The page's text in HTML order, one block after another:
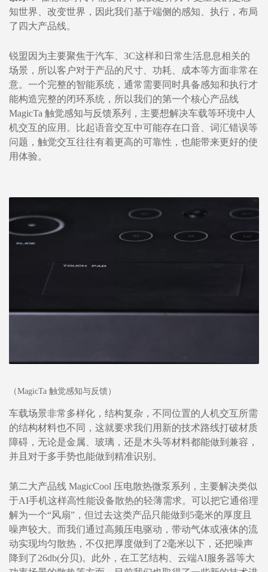
知世界、改变世界，因此我们基于端侧的感知、执行，布局
了四大产品线。
锐盟因为主要聚焦于汽车、3C这样和日常生活息息相关的
场景，所以客户对于产品的尺寸、功耗、成本等方面非常在
意。一个完整的智能系统，通常需要同时具备感知和执行才
能构造完整的闭环系统，所以我们的第一个核心产品线
MagicTa 触觉感知与反馈系列，主要想解决车载等环境中人
机交互的应用。比起语音交互中可能存在口音、词汇错误等
问题，触觉交互往往有着更高的可靠性，也能带来更好的使
用体验。
（MagicTa 触觉感知与反馈）
车载场景非常多样化，结构复杂，不同位置的人机交互所需
的结构材料也不同，这就要求我们用新的技术路线打破材质
障碍，无论是金属、玻璃，还是木头等材料都能做到兼容，
并且对于多手势也能做到精准识别。
第二大产品线 MagicCool 压电散热微泵系列，主要解决类似
于AI手机这样高性能设备散热的轻薄需求。可以把它通俗理
解为一个“风扇”，但过去这类产品只能做到5毫米的厚度且
噪声较大。而我们通过高频压电驱动，带动气体或液体的流
动实现均匀散热，不仅把厚度做到了2毫米以下，还把噪声
降到了26db(分贝)。此外，在工艺结构、云端AI服务器等大